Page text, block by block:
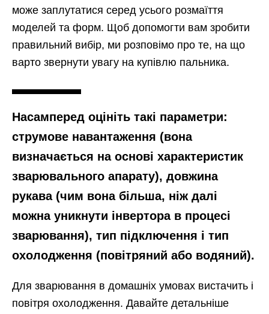
може заплутатися серед усього розмаїття
моделей та форм. Щоб допомогти вам зробити
правильний вибір, ми розповімо про те, на що
варто звернути увагу на купівлю пальника.
Насамперед оцініть такі параметри:
струмове навантаження (вона
визначається на основі характеристик
зварювального апарату), довжина
рукава (чим вона більша, ніж далі
можна уникнути інвертора в процесі
зварювання), тип підключення і тип
охолодження (повітряний або водяний).
Для зварювання в домашніх умовах вистачить і
повітря охолодження. Давайте детальніше